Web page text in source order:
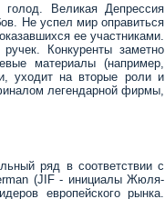
голод. Великая Депрессия
Не успел мир оправиться
ее участниками.
Конкуренты заметно
материалы (например,
уходит на вторые роли и
легендарной фирмы,
ряд в соответствии с
(JIF - инициалы Жюля-
европейского рынка.